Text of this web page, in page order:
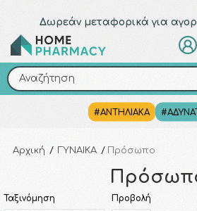
Δωρεάν μεταφορικά για
Αναζήτηση
#ΑΝΤΗΛΙΑΚΑ
Αρχική / ΓΥΝΑΙΚΑ / Πρόσωπο
Ταξινόμηση Προβολή